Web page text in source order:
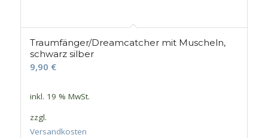
Traumfänger/Dreamcatcher mit Muscheln,
schwarz silber
9,90 €
inkl. 19 % MwSt.
zzgl.
Versandkosten